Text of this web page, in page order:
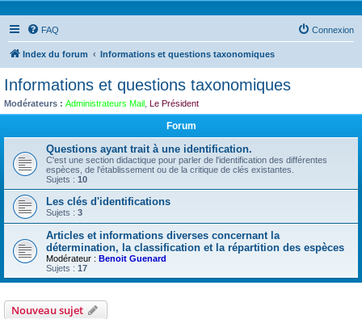
FAQ Connexion
Index du forum Informations et questions taxonomiques
Informations et questions taxonomiques
Modérateurs : Administrateurs Mail Le Président
Forum
Questions ayant trait à une identification.
C'est une section didactique pour parler de l'identification des différentes
espèces, de l'établissement ou de la critique de clés existantes.
Sujets : 10
Les clés d'identifications
Sujets : 3
Articles et informations diverses concernant la
détermination, la classification et la répartition des espèces
Modérateur : Benoit Guenard
Sujets : 17
Nouveau sujet